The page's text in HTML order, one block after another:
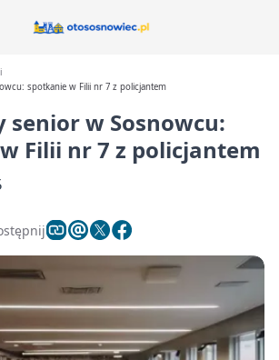
spotkanie w Filii nr 7 z policjantem
senior w Sosnowcu:
Filii nr 7 z policjantem